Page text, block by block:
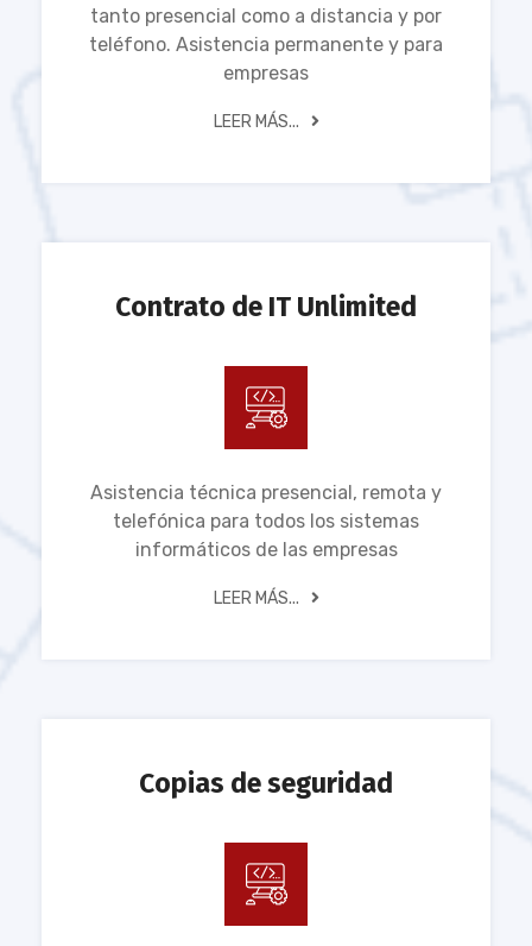
tanto presencial como a distancia y por
teléfono. Asistencia permanente y para
empresas
LEER MÁS...
Contrato de IT Unlimited
Asistencia técnica presencial, remota y
telefónica para todos los sistemas
informáticos de las empresas
LEER MÁS...
Copias de seguridad